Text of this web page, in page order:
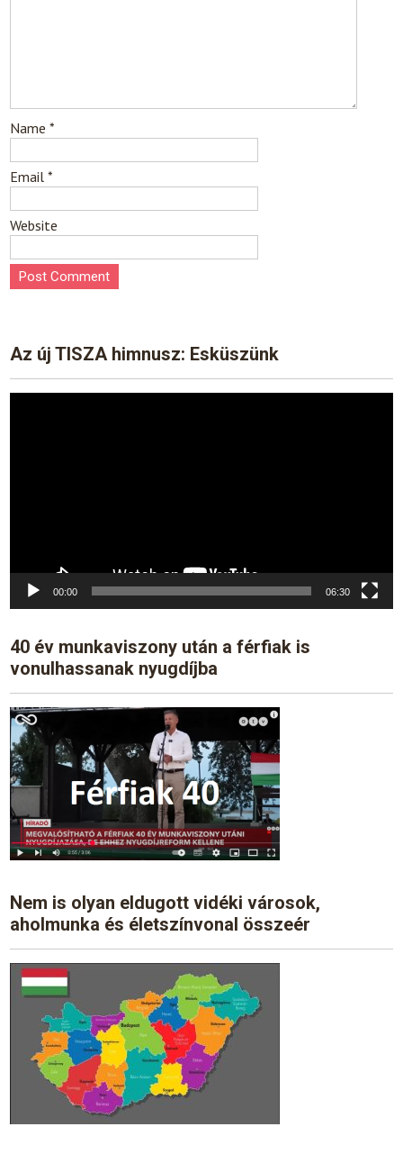
Name*
Email*
Website
Az új TISZA himnusz: Esküszünk
00:00 06:30
40 év munkaviszony után a férfiak is
vonulhassanak nyugdíjba
Nem is olyan eldugott vidéki városok,
aholmunka és életszínvonal összeér